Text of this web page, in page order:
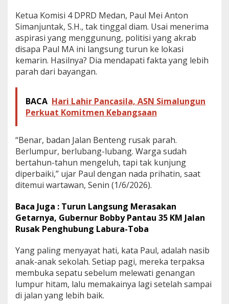
n
t
a
k
T
u
r
u
a
n
u
n
:
A
n
k
e
k
l
a
N
e
k
Ketua Komisi 4 DPRD Medan, Paul Mei Anton
Simanjuntak, S.H., tak tinggal diam. Usai menerima
aspirasi yang menggunung, politisi yang akrab
disapa Paul MA ini langsung turun ke lokasi
kemarin. Hasilnya? Dia mendapati fakta yang lebih
parah dari bayangan.
BACA Hari Lahir Pancasila, ASN Simalungun
Perkuat Komitmen Kebangsaan
“Benar, badan Jalan Benteng rusak parah.
Berlumpur, berlubang-lubang. Warga sudah
bertahun-tahun mengeluh, tapi tak kunjung
diperbaiki,” ujar Paul dengan nada prihatin, saat
ditemui wartawan, Senin (1/6/2026).
Baca Juga : Turun Langsung Merasakan
Getarnya, Gubernur Bobby Pantau 35 KM Jalan
Rusak Penghubung Labura-Toba
Yang paling menyayat hati, kata Paul, adalah nasib
anak-anak sekolah. Setiap pagi, mereka terpaksa
membuka sepatu sebelum melewati genangan
lumpur hitam, lalu memakainya lagi setelah sampai
di jalan yang lebih baik.